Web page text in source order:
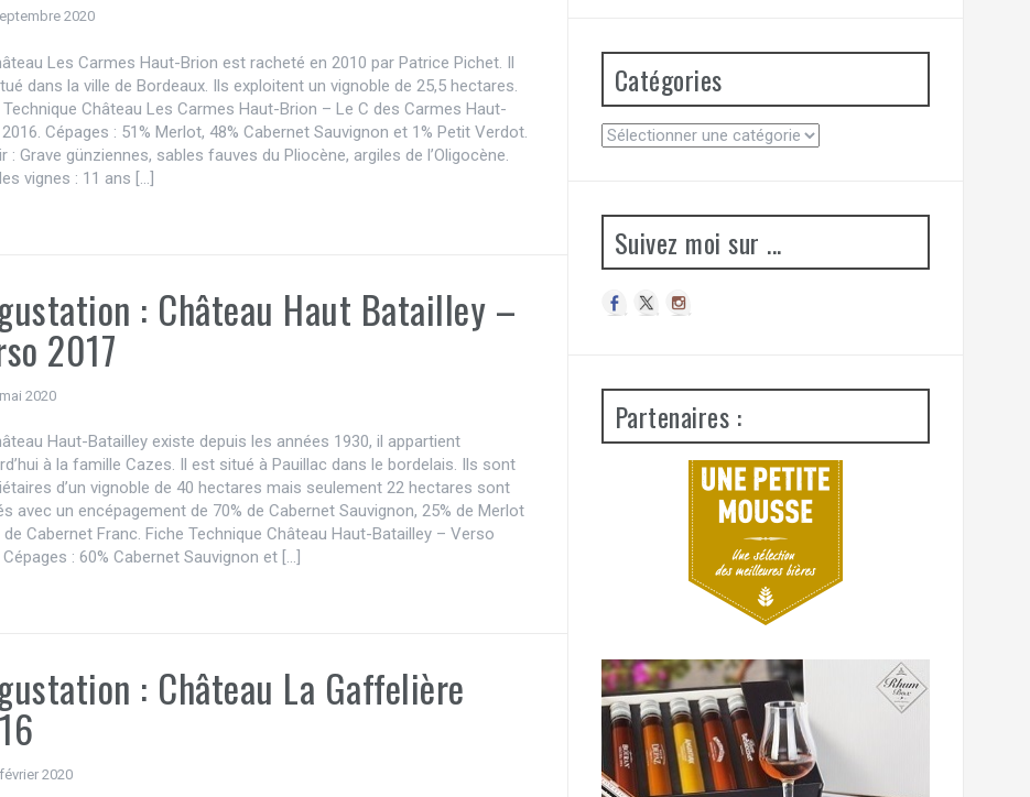
2020
Les Carmes Haut-Brion est racheté en 2010 par Patrice Pichet. Il
dans la ville de Bordeaux. Ils exploitent un vignoble de 25,5 hectares.
Technique Château Les Carmes Haut-Brion – Le C des Carmes Haut-
Cépages : 51% Merlot, 48% Cabernet Sauvignon et 1% Petit Verdot.
: Grave günziennes, sables fauves du Pliocène, argiles de l’Oligocène.
vignes : 11 ans […]
: Château Haut Batailley –
2017
2020
Haut-Batailley existe depuis les années 1930, il appartient
à la famille Cazes. Il est situé à Pauillac dans le bordelais. Ils sont
d’un vignoble de 40 hectares mais seulement 22 hectares sont
avec un encépagement de 70% de Cabernet Sauvignon, 25% de Merlot
de Cabernet Franc. Fiche Technique Château Haut-Batailley – Verso
Cépages : 60% Cabernet Sauvignon et […]
: Château La Gaffelière
2020
Catégories
C
r
e
Suivez moi sur ...
Partenaires :